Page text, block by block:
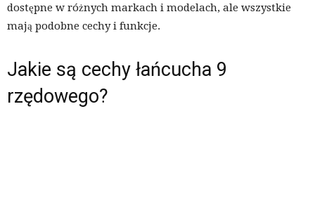
dostępne w różnych markach i modelach, ale wszystkie
mają podobne cechy i funkcje.
Jakie są cechy łańcucha 9
rzędowego?